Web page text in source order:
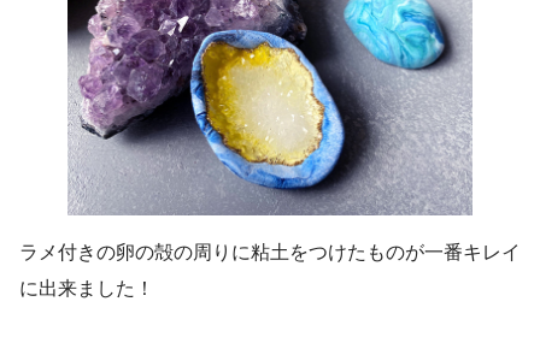
ラメ付きの卵の殻の周りに粘土をつけたものが一番キレイ
に出来ました！